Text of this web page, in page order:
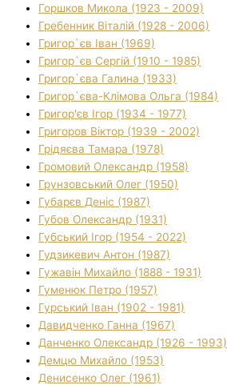
Горшков Микола (1923 - 2009)
Гребенник Віталій (1928 - 2006)
Григор`єв Іван (1969)
Григор`єв Сергій (1910 - 1985)
Григор`єва Галина (1933)
Григор`єва-Клімова Ольга (1984)
Григор'єв Ігор (1934 - 1977)
Григоров Віктор (1939 - 2002)
Грідяєва Тамара (1978)
Громовий Олександр (1958)
Грунзовський Олег (1950)
Губарєв Деніс (1987)
Губов Олександр (1931)
Губський Ігор (1954 - 2022)
Гудзикевич Антон (1987)
Гужавін Михайло (1888 - 1931)
Гуменюк Петро (1957)
Гурський Іван (1902 - 1981)
Давидченко Ганна (1967)
Данченко Олександр (1926 - 1993)
Демцю Михайло (1953)
Денисенко Олег (1961)